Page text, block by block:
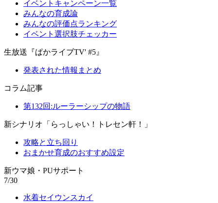
イベントキャンペーン一覧
みんなの育成論
みんなの評価点ランキング
イベント選択肢チェッカー
生放送『ぱかライブTV' #5』
発表された情報まとめ
コラム記事
第132回:ルーラーシップの物語
新シナリオ「らっしゃい！トレセン軒！」
攻略と立ち回り
おまかせ育成のおすすめ設定
新ウマ娘・PUサポート
7/30
水着セイウンスカイ